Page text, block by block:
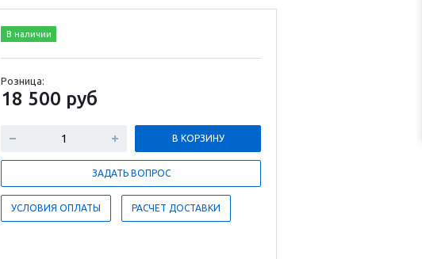
В наличии
Розница:
18 500 руб
В КОРЗИНУ
ЗАДАТЬ ВОПРОС
УСЛОВИЯ ОПЛАТЫ РАСЧЕТ ДОСТАВКИ